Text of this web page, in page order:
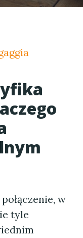
w
tyle